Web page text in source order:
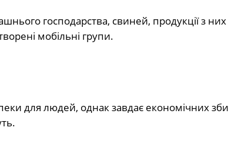
господарства, свиней, продукції з них
мобільні групи.
для людей, однак завдає економічних